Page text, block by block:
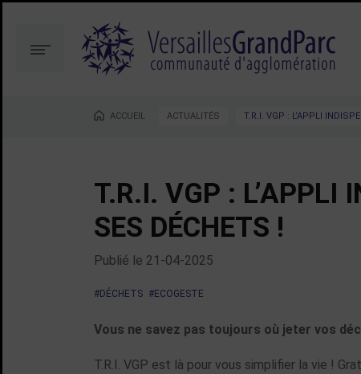
contenu
la
recherche
Menu
Vous êtes ici :
ACCUEIL ACTUALITÉS T.R.I. VGP : L’APPLI
T.R.I. VGP : L’APPLI
SES DÉCHETS !
Publié le 21-04-2025
#DÉCHETS #ECOGESTE
Vous ne savez pas toujours où jeter vos
T.R.I. VGP est là pour vous simplifier la vie !